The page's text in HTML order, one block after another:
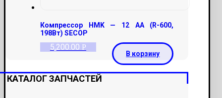
Компрессор HMK — 12 AA (R-600,
198Вт) SECOP
5,200.00 Р
В корзину
КАТАЛОГ ЗАПЧАСТЕЙ